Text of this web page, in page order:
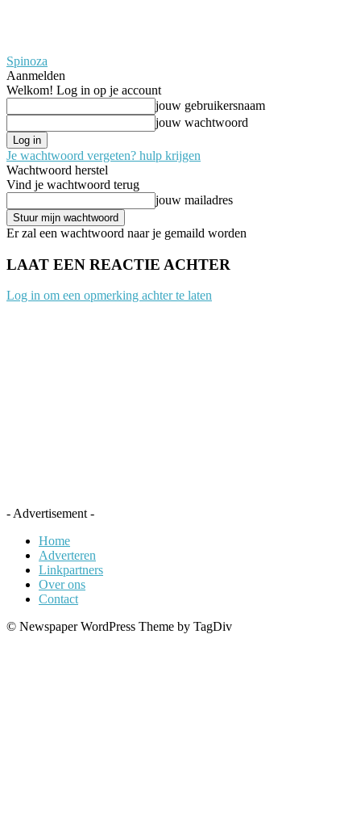
Spinoza
Aanmelden
Welkom! Log in op je account
jouw gebruikersnaam
jouw wachtwoord
Je wachtwoord vergeten? hulp krijgen
Wachtwoord herstel
Vind je wachtwoord terug
jouw mailadres
Er zal een wachtwoord naar je gemaild worden
LAAT EEN REACTIE ACHTER
Log in om een opmerking achter te laten
- Advertisement -
Home
Adverteren
Linkpartners
Over ons
Contact
© Newspaper WordPress Theme by TagDiv